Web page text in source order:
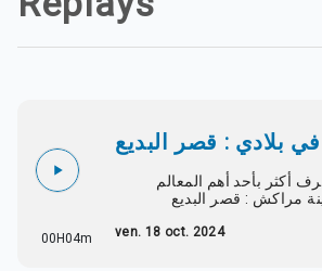
00H04m
بلادي : قصر البديع
أكثر بأحد أهم المعالم
مراكش : قصر البديع
ven. 18 oct. 2024